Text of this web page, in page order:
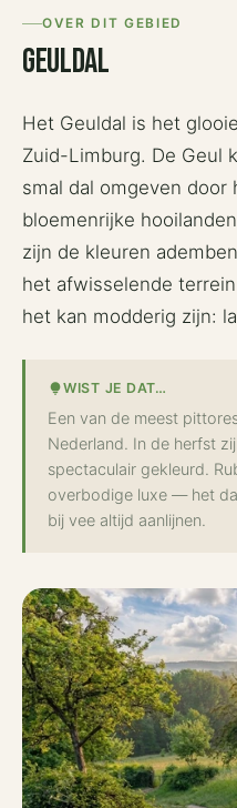
OVER DIT GEBIED
Geuldal
Het Geuldal is het
Zuid-Limburg. De Geul
smal dal omgeven door
bloemenrijke
zijn de kleuren
het afwisselende
het kan modderig zijn:
lightbulbWIST JE DAT…
Een van de meest
Nederland. In de herfst
spectaculair gekleurd.
overbodige luxe — het
bij vee altijd aanlijnen.